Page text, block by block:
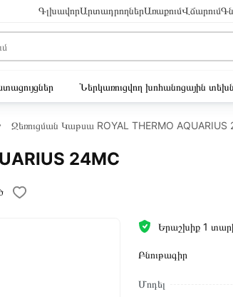
ԳլխավորԱրտադրողներԱռաքումՎճարում
Ներկառուցվող խոհանոցային
Ջեռուցման Կաթսա ROYAL THERMO AQUARIUS
24MC
Երաշխիք 1
Բնութագիր
Մոդել